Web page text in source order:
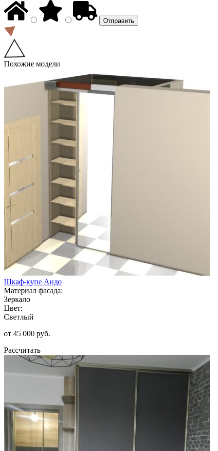
Похожие модели
Шкаф-купе Андо
Материал фасада:
Зеркало
Цвет:
Светлый
от 45 000 руб.
Рассчитать